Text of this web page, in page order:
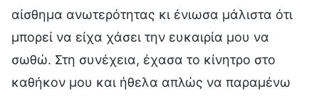
αίσθημα ανωτερότητας κι ένιωσα μάλιστα ότι
μπορεί να είχα χάσει την ευκαιρία μου να
σωθώ. Στη συνέχεια, έχασα το κίνητρο στο
καθήκον μου και ήθελα απλώς να παραμένω